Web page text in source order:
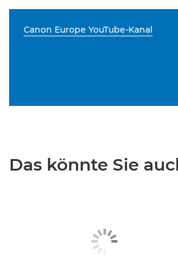
Canon Europe YouTube-Kanal
Das könnte Sie